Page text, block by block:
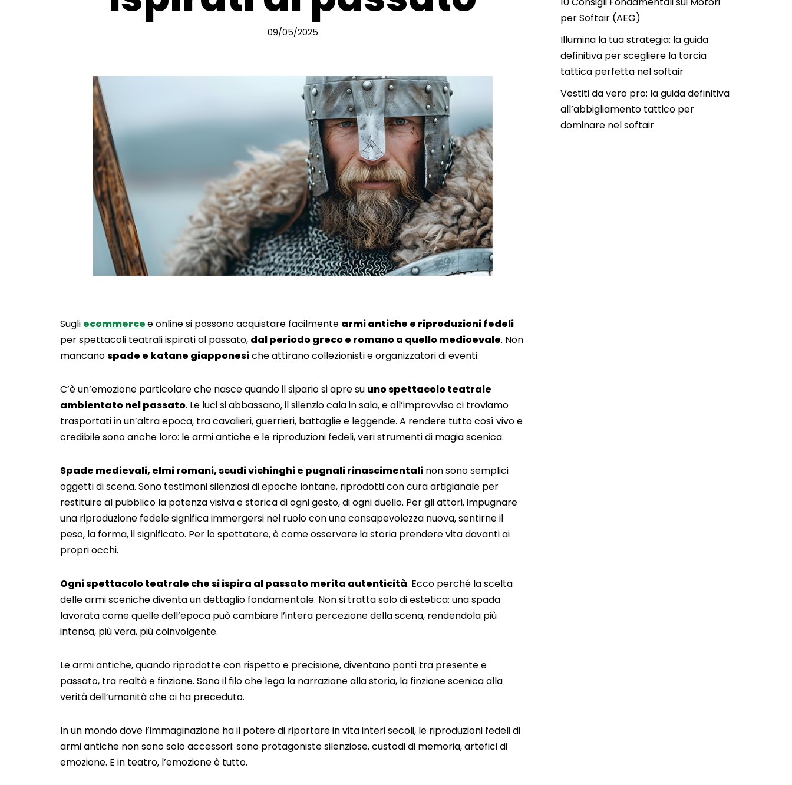
09/05/2025
Sugli ecommercee online si possono acquistare facilmente armi antiche e riproduzioni fedeli
per spettacoli teatrali ispirati al passato, dal periodo greco e romano a quello medioevale. Non
mancanospade e katane giapponesiche attirano collezionisti e organizzatori di eventi.
C’è un’emozione particolare che nasce quando il sipario si apre su uno spettacolo teatrale
ambientato nel passato. Le luci si abbassano, il silenzio cala in sala, e all’improvviso ci troviamo
trasportati in un’altra epoca, tra cavalieri, guerrieri, battaglie e leggende. A rendere tutto così vivo e
credibile sono anche loro: le armi antiche e le riproduzioni fedeli, veri strumenti di magia scenica.
Spade medievali, elmi romani, scudi vichinghi e pugnali rinascimentali non sono semplici
oggetti di scena. Sono testimoni silenziosi di epoche lontane, riprodotti con cura artigianale per
restituire al pubblico la potenza visiva e storica di ogni gesto, di ogni duello. Per gli attori, impugnare
una riproduzione fedele significa immergersi nel ruolo con una consapevolezza nuova, sentirne il
peso, la forma, il significato. Per lo spettatore, è come osservare la storia prendere vita davanti ai
propri occhi.
Ogni spettacolo teatrale che si ispira al passato merita autenticità. Ecco perché la scelta
delle armi sceniche diventa un dettaglio fondamentale. Non si tratta solo di estetica: una spada
lavorata come quelle dell’epoca può cambiare l’intera percezione della scena, rendendola più
intensa, più vera, più coinvolgente.
Le armi antiche, quando riprodotte con rispetto e precisione, diventano ponti tra presente e
passato, tra realtà e finzione. Sono il filo che lega la narrazione alla storia, la finzione scenica alla
verità dell’umanità che ci ha preceduto.
In un mondo dove l’immaginazione ha il potere di riportare in vita interi secoli, le riproduzioni fedeli di
armi antiche non sono solo accessori: sono protagoniste silenziose, custodi di memoria, artefici di
emozione. E in teatro, l’emozione è tutto.
per Softair (AEG)
Illumina la tua strategia: la guida
definitiva per scegliere la torcia
tattica perfetta nel softair
Vestiti da vero pro: la guida definitiva
all’abbigliamento tattico per
dominare nel softair